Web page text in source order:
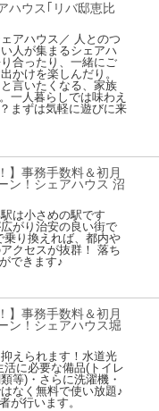
ハウス｢リバ邸恵比
アハウス／ 人とのつ
人が集まるシェアハ
合ったり、一緒にご
かけを楽しんだり。
言いたくなる、家族
一人暮らしでは味わえ
まずは気軽に遊びに来
】事務手数料＆初月
ン！シェアハウス 沼
は小さめの駅です
がり治安の良い街で
り換えれば、都内や
クセスが抜群！ 落ち
できます♪
】事務手数料＆初月
ン！シェアハウス堀
えられます！水道光
に必要な備品(トイレ
等)・さらに洗濯機・
なく無料で使い放題♪
が行います。